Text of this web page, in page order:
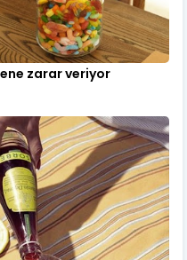
zarar veriyor